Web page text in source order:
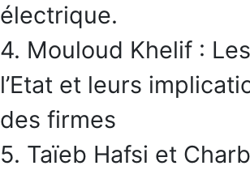
électrique.
4. Mouloud Khelif :
l’Etat et leurs
des firmes
5. Taïeb Hafsi et